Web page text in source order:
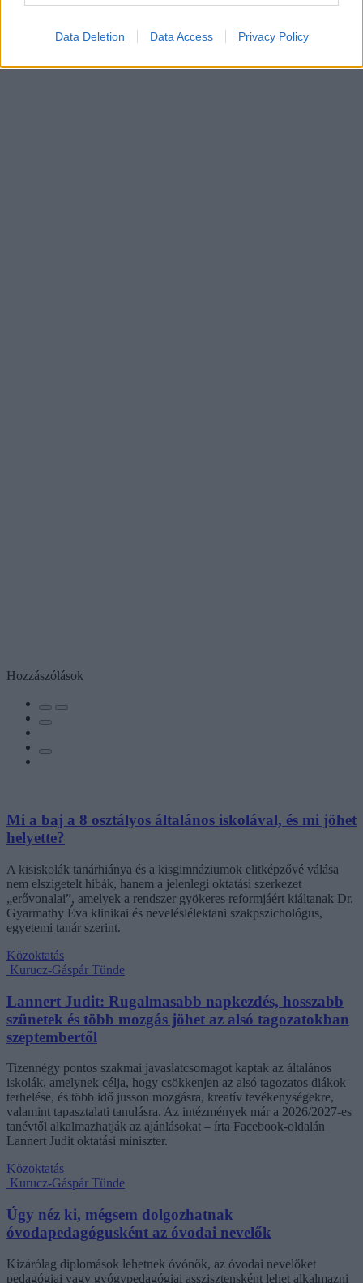
Data Deletion Data Access Privacy Policy
Hozzászólások
Mi a baj a 8 osztályos általános iskolával, és mi jöhet
helyette?
A kisiskolák tanárhiánya és a kisgimnáziumok elitképzővé válása
nem elszigetelt hibák, hanem a jelenlegi oktatási szerkezet
„erővonalai”, amelyek a rendszer gyökeres reformjáért kiáltanak Dr.
Gyarmathy Éva klinikai és neveléslélektani szakpszichológus,
egyetemi tanár szerint.
Közoktatás
Kurucz-Gáspár Tünde
Lannert Judit: Rugalmasabb napkezdés, hosszabb
szünetek és több mozgás jöhet az alsó tagozatokban
szeptembertől
Tizennégy pontos szakmai javaslatcsomagot kaptak az általános
iskolák, amelynek célja, hogy csökkenjen az alsó tagozatos diákok
terhelése, és több idő jusson mozgásra, kreatív tevékenységekre,
valamint tapasztalati tanulásra. Az intézmények már a 2026/2027-es
tanévtől alkalmazhatják az ajánlásokat – írta Facebook-oldalán
Lannert Judit oktatási miniszter.
Közoktatás
Kurucz-Gáspár Tünde
Úgy néz ki, mégsem dolgozhatnak
óvodapedagógusként az óvodai nevelők
Kizárólag diplomások lehetnek óvónők, az óvodai nevelőket
pedagógiai vagy gyógypedagógiai asszisztensként lehet alkalmazni